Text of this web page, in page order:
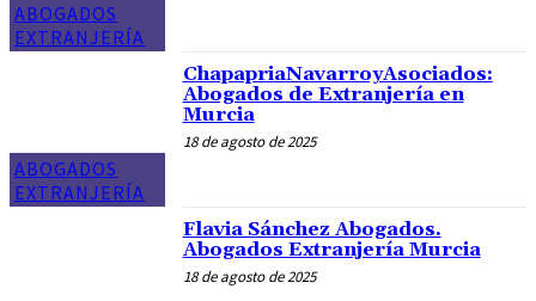
ABOGADOS
EXTRANJERÍA
ABOGADOS
EXTRANJERÍA
ChapapriaNavarroyAsociados:
Abogados de Extranjería en
Murcia
18 de agosto de 2025
Flavia Sánchez Abogados.
Abogados Extranjería Murcia
18 de agosto de 2025